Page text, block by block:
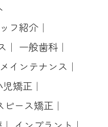
フ紹介 ｜
｜ 一般歯科 ｜
インテナンス ｜
児矯正 ｜
ピース矯正｜